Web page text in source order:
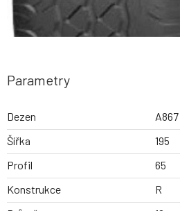
Parametry
Dezen
A867
Šířka
195
Profil
65
Konstrukce
R